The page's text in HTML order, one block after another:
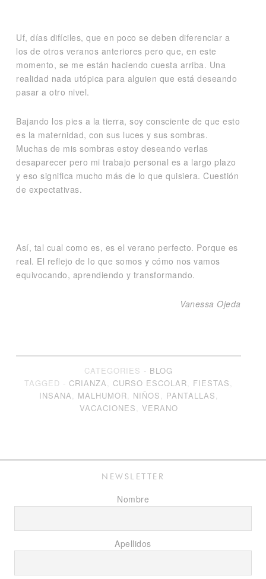
Uf, días difíciles, que en poco se deben diferenciar a
los de otros veranos anteriores pero que, en este
momento, se me están haciendo cuesta arriba. Una
realidad nada utópica para alguien que está deseando
pasar a otro nivel.
Bajando los pies a la tierra, soy consciente de que esto
es la maternidad, con sus luces y sus sombras.
Muchas de mis sombras estoy deseando verlas
desaparecer pero mi trabajo personal es a largo plazo
y eso significa mucho más de lo que quisiera. Cuestión
de expectativas.
Así, tal cual como es, es el verano perfecto. Porque es
real. El reflejo de lo que somos y cómo nos vamos
equivocando, aprendiendo y transformando.
Vanessa Ojeda
CATEGORIES - BLOG
TAGGED - CRIANZA, CURSO ESCOLAR, FIESTAS,
INSANA, MALHUMOR, NIÑOS, PANTALLAS,
VACACIONES, VERANO
NEWSLETTER
Nombre
Apellidos